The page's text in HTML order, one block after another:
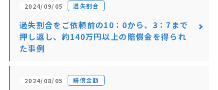
2024/09/05 過失割合
過失割合をご依頼前の10：0から、3：7まで
押し返し、約140万円以上の賠償金を得られ
た事例
2024/08/05 賠償金額